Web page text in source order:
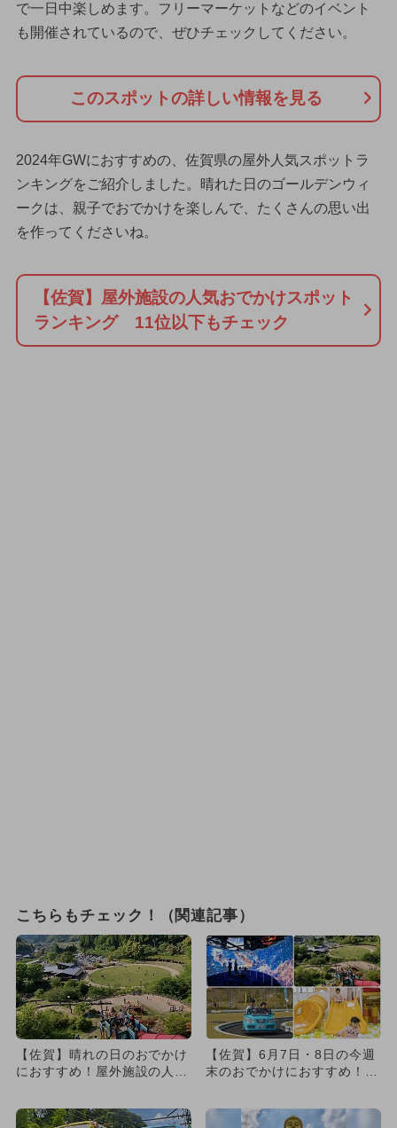
で一日中楽しめます。フリーマーケットなどのイベント
も開催されているので、ぜひチェックしてください。
このスポットの詳しい情報を見る
2024年GWにおすすめの、佐賀県の屋外人気スポットラ
ンキングをご紹介しました。晴れた日のゴールデンウィ
ークは、親子でおでかけを楽しんで、たくさんの思い出
を作ってくださいね。
【佐賀】屋外施設の人気おでかけスポット
ランキング 11位以下もチェック
こちらもチェック！（関連記事）
【佐賀】晴れの日のおでかけ
におすすめ！屋外施設の人気
【佐賀】6月7日・8日の今週
末のおでかけにおすすめ！人